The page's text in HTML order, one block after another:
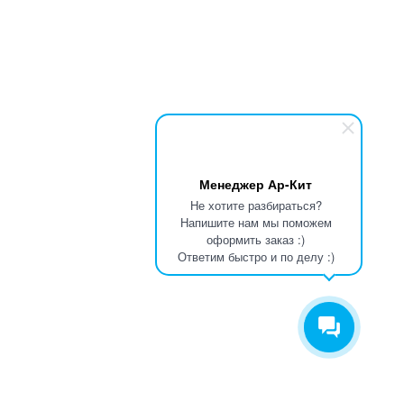
Менеджер Ар-Кит
Не хотите разбираться?
Напишите нам мы поможем
оформить заказ :)
Ответим быстро и по делу :)